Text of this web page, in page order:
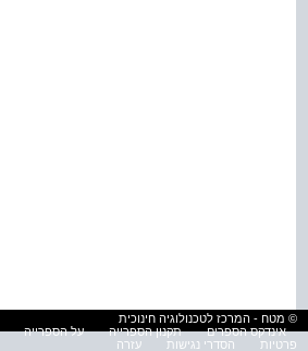
© מטח - המרכז לטכנולוגיה חינוכית
אינדקס הספרים
תקנון הספרייה על הספרייה
פרטיות
הסדרי נגישות עזרה